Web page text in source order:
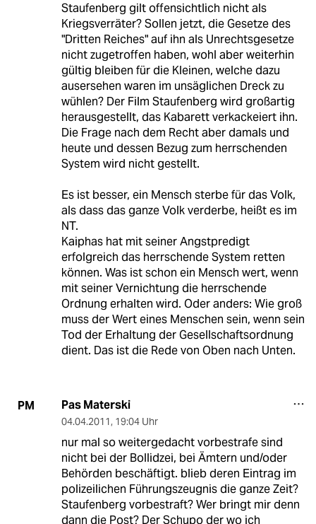
Staufenberg gilt offensichtlich nicht als
Kriegsverräter? Sollen jetzt, die Gesetze des
"Dritten Reiches" auf ihn als Unrechtsgesetze
nicht zugetroffen haben, wohl aber weiterhin
gültig bleiben für die Kleinen, welche dazu
ausersehen waren im unsäglichen Dreck zu
wühlen? Der Film Staufenberg wird großartig
herausgestellt, das Kabarett verkackeiert ihn.
Die Frage nach dem Recht aber damals und
heute und dessen Bezug zum herrschenden
System wird nicht gestellt.
Es ist besser, ein Mensch sterbe für das Volk,
als dass das ganze Volk verderbe, heißt es im
NT.
Kaiphas hat mit seiner Angstpredigt
erfolgreich das herrschende System retten
können. Was ist schon ein Mensch wert, wenn
mit seiner Vernichtung die herrschende
Ordnung erhalten wird. Oder anders: Wie groß
muss der Wert eines Menschen sein, wenn sein
Tod der Erhaltung der Gesellschaftsordnung
dient. Das ist die Rede von Oben nach Unten.
PM Pas Materski
04.04.2011, 19:04 Uhr
nur mal so weitergedacht vorbestrafe sind
nicht bei der Bollidzei, bei Ämtern und/oder
Behörden beschäftigt. blieb deren Eintrag im
polizeilichen Führungszeugnis die ganze Zeit?
Staufenberg vorbestraft? Wer bringt mir denn
dann die Post? Der Schupo der wo ich